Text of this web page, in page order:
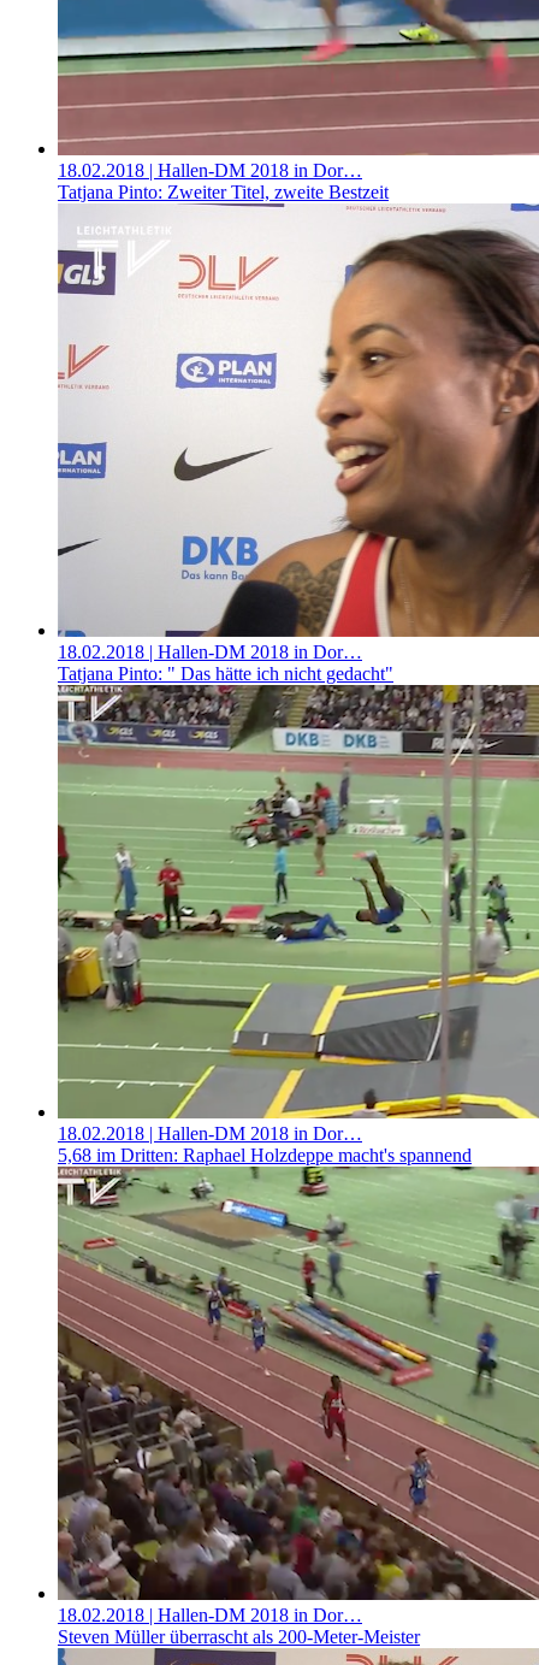
18.02.2018 | Hallen-DM 2018 in Dor…
Tatjana Pinto: Zweiter Titel, zweite Bestzeit
18.02.2018 | Hallen-DM 2018 in Dor…
Tatjana Pinto: " Das hätte ich nicht gedacht"
18.02.2018 | Hallen-DM 2018 in Dor…
5,68 im Dritten: Raphael Holzdeppe macht's spannend
18.02.2018 | Hallen-DM 2018 in Dor…
Steven Müller überrascht als 200-Meter-Meister